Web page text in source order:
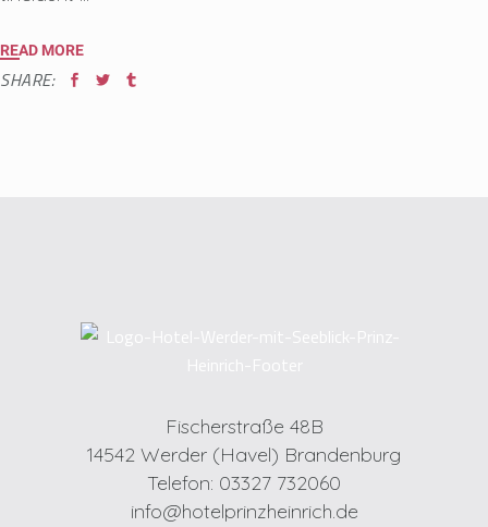
READ MORE
SHARE:
Fischerstraße 48B
14542 Werder (Havel) Brandenburg
Telefon: 03327 732060
info@hotelprinzheinrich.de